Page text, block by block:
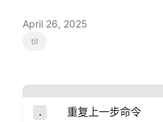
April 26, 2025
til
. 重复上一步命令